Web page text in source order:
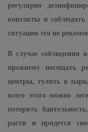
регулярно
контакты и
ситуации это не
В случае соблюдения
прежнему посещать
центры, гулять в
всего этого можно
потерять
расти и придется